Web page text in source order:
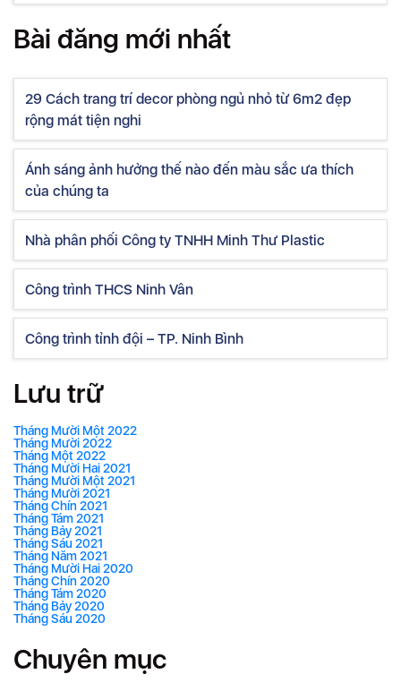
Bài đăng mới nhất
29 Cách trang trí decor phòng ngủ nhỏ từ 6m2 đẹp
rộng mát tiện nghi
Ánh sáng ảnh hưởng thế nào đến màu sắc ưa thích
của chúng ta
Nhà phân phối Công ty TNHH Minh Thư Plastic
Công trình THCS Ninh Vân
Công trình tỉnh đội – TP. Ninh Bình
Lưu trữ
Tháng Mười Một 2022
Tháng Mười 2022
Tháng Một 2022
Tháng Mười Hai 2021
Tháng Mười Một 2021
Tháng Mười 2021
Tháng Chín 2021
Tháng Tám 2021
Tháng Bảy 2021
Tháng Sáu 2021
Tháng Năm 2021
Tháng Mười Hai 2020
Tháng Chín 2020
Tháng Tám 2020
Tháng Bảy 2020
Tháng Sáu 2020
Chuyên mục